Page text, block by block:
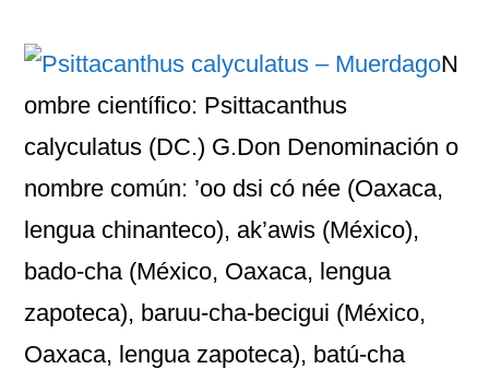
N
ombre científico: Psittacanthus
calyculatus (DC.) G.Don Denominación o
nombre común: ’oo dsi có née (Oaxaca,
lengua chinanteco), ak’awis (México),
bado-cha (México, Oaxaca, lengua
zapoteca), baruu-cha-becigui (México,
Oaxaca, lengua zapoteca), batú-cha